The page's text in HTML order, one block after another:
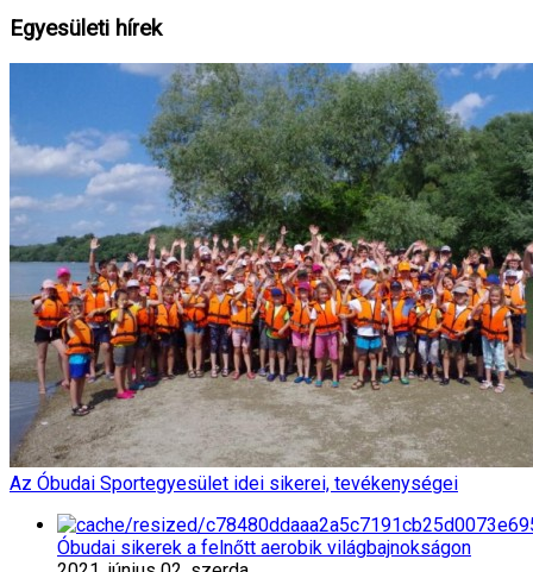
Egyesületi hírek
Az Óbudai Sportegyesület idei sikerei, tevékenységei
Óbudai sikerek a felnőtt aerobik világbajnokságon